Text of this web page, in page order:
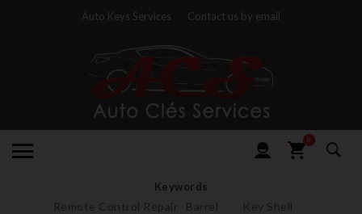
Auto Keys Services Contact us by email
0
Keywords
Remote Control Repair Barrel Key Shell